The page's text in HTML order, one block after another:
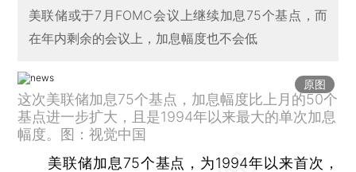
美联储或于7月FOMC会议上继续加息75个基点，而
在年内剩余的会议上，加息幅度也不会低
原图
这次美联储加息75个基点，加息幅度比上月的50个
基点进一步扩大，且是1994年以来最大的单次加息
幅度。图：视觉中国
美联储加息75个基点，为1994年以来首次，